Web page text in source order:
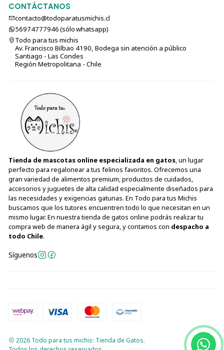
CONTÁCTANOS
contacto@todoparatusmichis.cl
56974777946 (sólo⁣⁣⁣⁣⁣​​​​​​​​​​​​​​​ whatsapp)
Todo para tus michis
Av. Francisco Bilbao 4190, Bodega sin atención a público
Santiago - Las Condes
Región Metropolitana - Chile
Tienda de mascotas online especializada en gatos, un lugar
perfecto para regalonear a tus felinos favoritos. Ofrecemos una
gran variedad de alimentos premium, productos de cuidados,
accesorios y juguetes de alta calidad especialmente diseñados para
las necesidades y exigencias gatunas. En Todo para tus Michis
buscamos que los tutores encuentren todo lo que necesitan en un
mismo lugar. En nuestra tienda de gatos online podrás realizar tu
compra web de manera ágil y segura, y contamos con despacho a
todo Chile.
Síguenos
2026 Todo para tus michis: Tienda de Gatos.